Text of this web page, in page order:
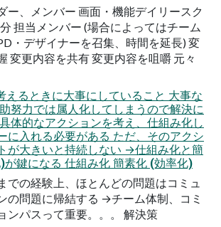
ー、メンバー 画面・機能デイリースク
担当メンバー (場合によってはチーム
・デザイナーを召集、時間を延長) 変
変更内容を共有 変更内容を咀嚼 元々
えるときに大事にしていること 大事な
努力では属人化してしまうので解決に
体的なアクションを考え、仕組み化し
に入れる必要がある ただ、そのアクシ
が大きいと持続しない →仕組み化と簡
が鍵になる 仕組み化 簡素化 (効率化)
での経験上、ほとんどの問題はコミュ
の問題に帰結する →チーム体制、コミ
ンパスって重要。。。 解決策